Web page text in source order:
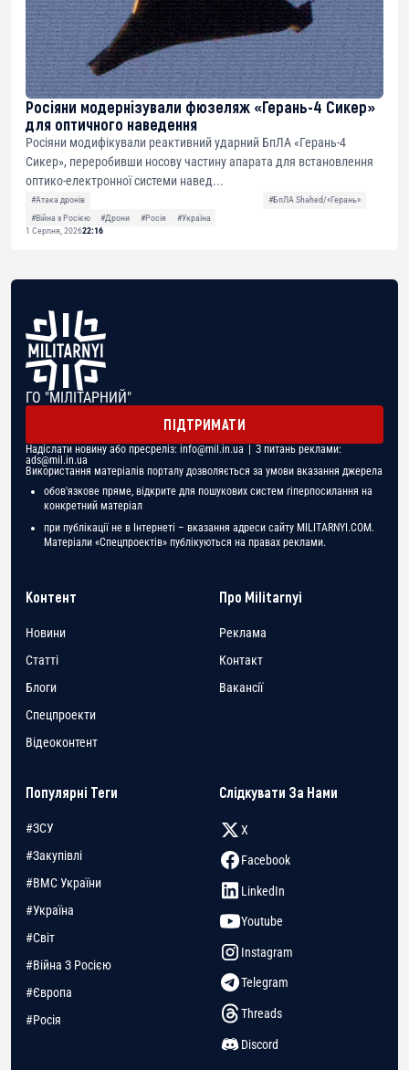
Росіяни модернізували фюзеляж «Герань-4 Сикер»
для оптичного наведення
Росіяни модифікували реактивний ударний БпЛА «Герань-4
Сикер», переробивши носову частину апарата для встановлення
оптико-електронної системи навед...
#Атака дронів
#БпЛА Shahed/«Герань»
#Війна з Росією
#Дрони #Росія
#Україна
1 Серпня, 202622:16
ГО "МІЛІТАРНИЙ"
ПІДТРИМАТИ
Надіслати новину або пресреліз: info@mil.in.ua | З питань реклами:
ads@mil.in.ua
Використання матеріалів порталу дозволяється за умови вказання джерела
обов'язкове пряме, відкрите для пошукових систем гіперпосилання на
конкретний матеріал
при публікації не в Інтернеті – вказання адреси сайту MILITARNYI.COM.
Матеріали «Спецпроектів» публікуються на правах реклами.
Контент
Новини
Статті
Блоги
Спецпроекти
Відеоконтент
Про Militarnyi
Реклама
Контакт
Вакансії
Популярні Теги
#ЗСУ
#Закупівлі
#ВМС України
#Україна
#Світ
#Війна З Росією
#Європа
#Росія
Слідкувати За Нами
X
Facebook
LinkedIn
Youtube
Instagram
Telegram
Threads
Discord